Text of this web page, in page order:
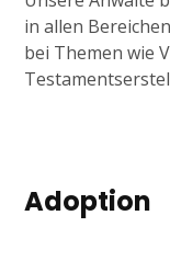
in allen
bei Themen wie
Adoption